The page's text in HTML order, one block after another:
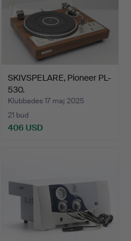
SKIVSPELARE, Pioneer PL-
530.
Klubbades 17 maj 2025
21 bud
406 USD